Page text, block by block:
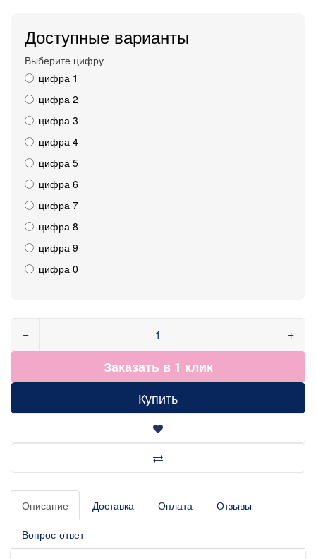
Доступные варианты
Выберите цифру
цифра 1
цифра 2
цифра 3
цифра 4
цифра 5
цифра 6
цифра 7
цифра 8
цифра 9
цифра 0
− +
Заказать в 1 клик
Купить
Описание Доставка Оплата Отзывы
Вопрос-ответ